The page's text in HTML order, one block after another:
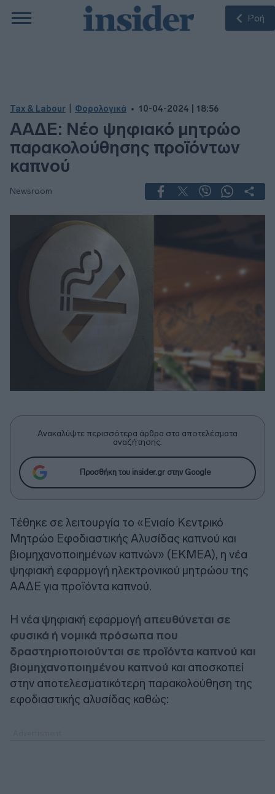
Ροή
Tax & Labour Φορολογικά 10-04-2024 | 18:56
ΑΑΔΕ: Νέο ψηφιακό μητρώο
παρακολούθησης προϊόντων
καπνού
Newsroom
Ανακαλύψτε περισσότερα άρθρα στα αποτελέσματα
αναζήτησης.
Προσθήκη του insider.gr στην Google
Τέθηκε σε λειτουργία το «Ενιαίο Κεντρικό
Μητρώο Εφοδιαστικής Αλυσίδας καπνού και
βιομηχανοποιημένων καπνών» (ΕΚΜΕΑ), η νέα
ψηφιακή εφαρμογή ηλεκτρονικού μητρώου της
ΑΑΔΕ για προϊόντα καπνού.
Η νέα ψηφιακή εφαρμογή απευθύνεται σε
φυσικά ή νομικά πρόσωπα που
δραστηριοποιούνται σε προϊόντα καπνού και
βιομηχανοποιημένου καπνού και αποσκοπεί
στην αποτελεσματικότερη παρακολούθηση της
εφοδιαστικής αλυσίδας καθώς: